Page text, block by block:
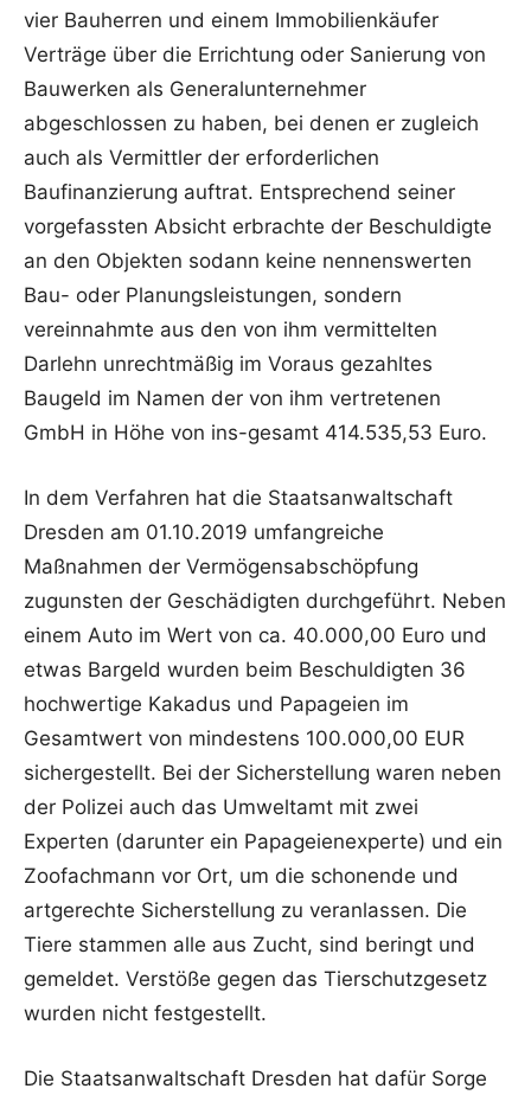
vier Bauherren und einem Immobilienkäufer
Verträge über die Errichtung oder Sanierung von
Bauwerken als Generalunternehmer
abgeschlossen zu haben, bei denen er zugleich
auch als Vermittler der erforderlichen
Baufinanzierung auftrat. Entsprechend seiner
vorgefassten Absicht erbrachte der Beschuldigte
an den Objekten sodann keine nennenswerten
Bau- oder Planungsleistungen, sondern
vereinnahmte aus den von ihm vermittelten
Darlehn unrechtmäßig im Voraus gezahltes
Baugeld im Namen der von ihm vertretenen
GmbH in Höhe von ins-gesamt 414.535,53 Euro.
In dem Verfahren hat die Staatsanwaltschaft
Dresden am 01.10.2019 umfangreiche
Maßnahmen der Vermögensabschöpfung
zugunsten der Geschädigten durchgeführt. Neben
einem Auto im Wert von ca. 40.000,00 Euro und
etwas Bargeld wurden beim Beschuldigten 36
hochwertige Kakadus und Papageien im
Gesamtwert von mindestens 100.000,00 EUR
sichergestellt. Bei der Sicherstellung waren neben
der Polizei auch das Umweltamt mit zwei
Experten (darunter ein Papageienexperte) und ein
Zoofachmann vor Ort, um die schonende und
artgerechte Sicherstellung zu veranlassen. Die
Tiere stammen alle aus Zucht, sind beringt und
gemeldet. Verstöße gegen das Tierschutzgesetz
wurden nicht festgestellt.
Die Staatsanwaltschaft Dresden hat dafür Sorge